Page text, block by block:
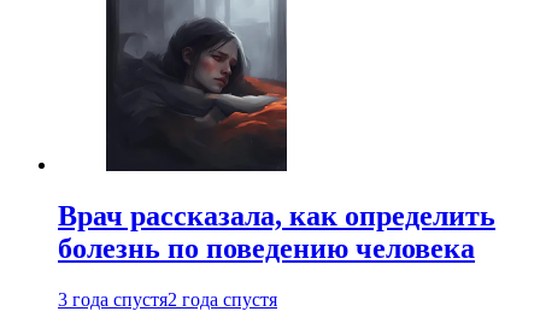
Врач рассказала, как определить
болезнь по поведению человека
3 года спустя2 года спустя